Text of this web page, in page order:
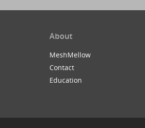
About
MeshMellow
Contact
Education